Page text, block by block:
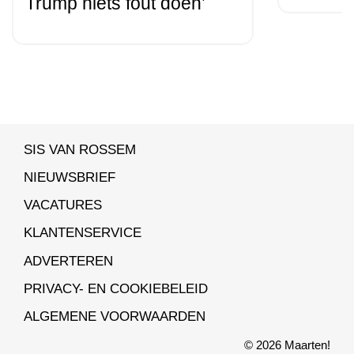
SIS VAN ROSSEM
NIEUWSBRIEF
VACATURES
KLANTENSERVICE
ADVERTEREN
PRIVACY- EN COOKIEBELEID
ALGEMENE VOORWAARDEN
© 2026 Maarten!